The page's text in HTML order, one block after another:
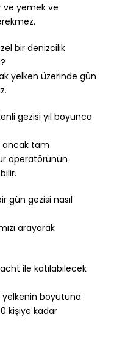
ve yemek ve
bir denizcilik
yelken üzerinde gün
gezisi yıl boyunca
ancak tam
operatörünün
gün gezisi nasıl
arayarak
ile katılabilecek
yelkenin boyutuna
kişiye kadar